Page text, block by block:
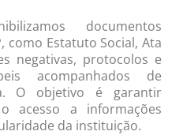
documentos
como Estatuto Social, Ata
negativas, protocolos e
acompanhados de
O objetivo é garantir
acesso a informações
da instituição.